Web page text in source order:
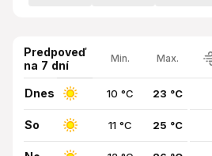
Predpoveď
na 7 dní
Min. Max.
Dnes 10 °C 23 °C
So 11 °C 25 °C